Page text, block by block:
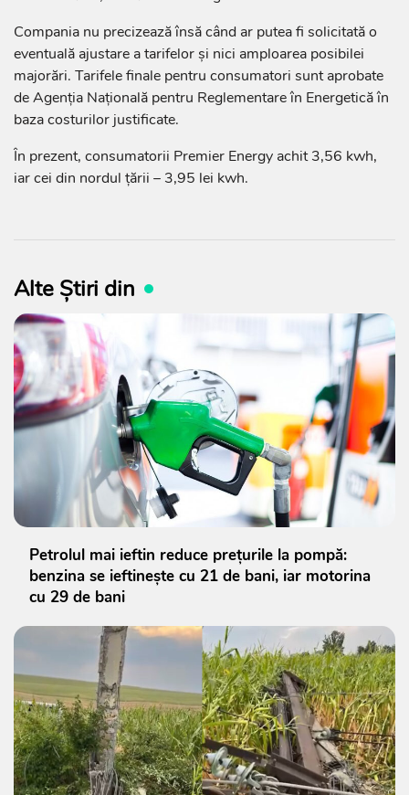
Compania nu precizează însă când ar putea fi solicitată o
eventuală ajustare a tarifelor și nici amploarea posibilei
majorări. Tarifele finale pentru consumatori sunt aprobate
de Agenția Națională pentru Reglementare în Energetică în
baza costurilor justificate.
În prezent, consumatorii Premier Energy achit 3,56 kwh,
iar cei din nordul țării – 3,95 lei kwh.
Alte Știri din
Petrolul mai ieftin reduce prețurile la pompă:
benzina se ieftinește cu 21 de bani, iar motorina
cu 29 de bani